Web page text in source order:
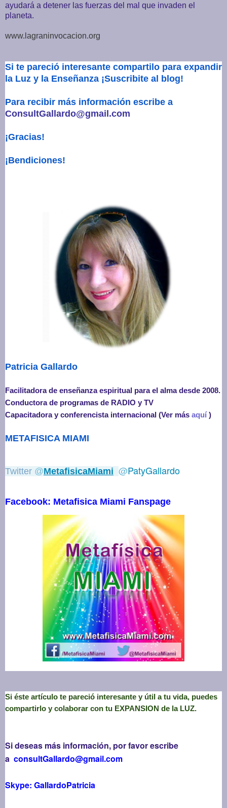
ayudará a detener las fuerzas del mal que invaden el
planeta.
www.lagraninvocacion.org
Si te pareció interesante compartilo para expandir
la Luz y la Enseñanza ¡Suscribite al blog!
Para recibir más información escribe a
ConsultGallardo@gmail.com
¡Gracias!
¡Bendiciones!
Patricia Gallardo
Facilitadora de enseñanza espiritual para el alma desde 2008.
Conductora de programas de RADIO y TV
Capacitadora y conferencista internacional (Ver más aquí )
METAFISICA MIAMI
Twitter @MetafisicaMiami @PatyGallardo
Facebook: Metafisica Miami Fanspage
Si éste artículo te pareció interesante y útil a tu vida, puedes
compartirlo y colaborar con tu EXPANSION de la LUZ.
Si deseas más información, por favor escribe
a consultGallardo@gmail.com
Skype: GallardoPatricia